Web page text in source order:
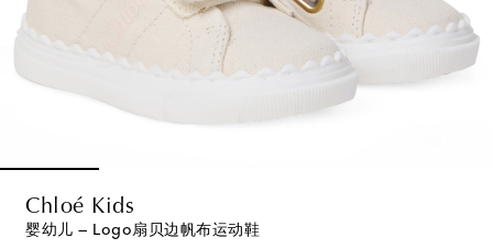
Chloé Kids
婴幼儿 — Logo扇贝边帆布运动鞋